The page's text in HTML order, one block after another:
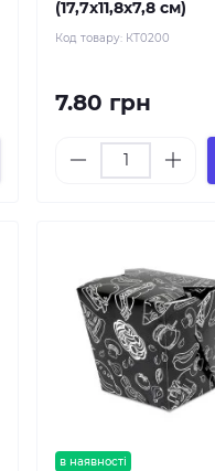
(17,7х11,8х7,8 см)
Код товару: КТ0200
7.80 грн
в наявності